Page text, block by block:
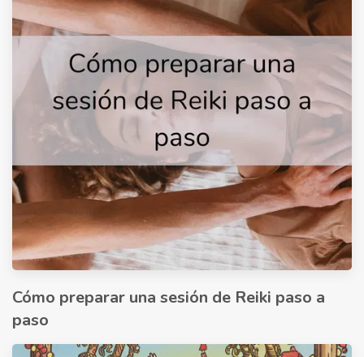
Cómo preparar una sesión de Reiki paso a
paso